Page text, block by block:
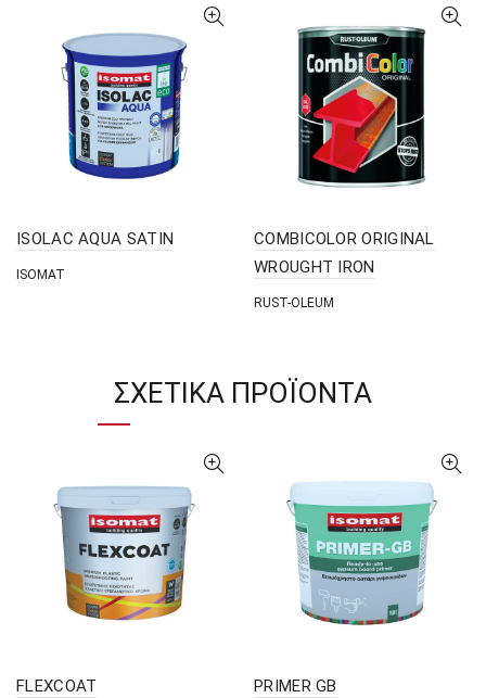
ISOLAC AQUA SATIN
ISOMAT
COMBICOLOR ORIGINAL
WROUGHT IRON
RUST-OLEUM
ΣΧΕΤΙΚΆ ΠΡΟΪΌΝΤΑ
FLEXCOAT PRIMER GB